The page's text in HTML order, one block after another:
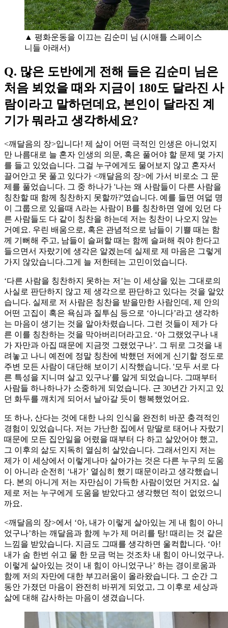
▲ 평화운동을 이끄는 김순미 님 (시애틀 스페이스
니들 아래서)
Q. 많은 도반에게 전해 들은 김순미 님은
처음 뵈었을 때와 지금이 180도 달라진 사
람이라고 말하던데요, 본인이 달라진 계
기가 뭐라고 생각하세요?
<깨달음의 장>입니다! 제 삶이 어떤 극적인 인생은 아니었지
만 나름대로 늘 혼자 인생의 의문, 혹은 풀어야 할 문제 몇 가지
를 들고 있었습니다. 그걸 누구에게도 물어보지 않고 혼자서
끌어안고 못 풀고 있다가 <깨달음의 장>에 가서 비로소 그 문
제를 풀었습니다. 그 중 하나가 '나는 왜 사람들이 다른 사람을
칭찬할 때 함께 칭찬하지 못할까?'였습니다. 예를 들면 여덟 명
이 그룹으로 있을때 A라는 사람이 B를 칭찬하면 옆에 있던 다
른 사람들도 다 같이 칭찬을 하는데 저는 칭찬이 나오지 않는
거예요. 우린 배움으로, 혹은 관념적으로 남들이 기쁠 때는 함
께 기뻐해 주고, 남들이 슬퍼할 때는 함께 슬퍼해 줘야 한다고
들으면서 자랐기에 생각은 알겠는데 실제로 제 마음은 그렇게
가지 않았습니다.그게 늘 저한테는 고민이었습니다.
‘다른 사람을 칭찬하지 못하는 저’는 이 세상을 있는 그대로의
사실로 판단하지 않고 제 생각으로 판단하고 있다는 것을 알았
습니다. 실제로 저 사람은 칭찬을 받을만한 사람인데, 제 안의
어떤 고집이 혹은 욕심과 질투심 등으로 ‘아니다’라고 생각하
는 마음이 생기는 것을 알아차렸습니다. 그런 것들이 제가 다
른 이를 칭찬하는 것을 막아버리더라고요. ‘아 그랬었구나 내
가 자만과 아집 때문에 지금껏 그랬었구나’. 그 뒤로 그것을 내
려놓고 나니 예전에 정말 칭찬에 박했던 저에게 신기할 정도로
주변 모든 사람이 대단해 보이기 시작했습니다. '모두 서로 다
른 특성을 지니며 살고 있구나'를 알게 되었습니다. 그때부터
사람들 하나하나가 소중하게 되었습니다. 근 30년간 가지고 있
던 화두를 깨치게 되어서 날아갈 듯이 행복했었어요.
또 하나, 산다는 것에 대한 나의 인식을 완전히 바꾼 충격적인
경험이 있었습니다. 저는 가난한 집에서 맏딸로 태어나 자랐기
때문에 모든 집안일을 어렸을 때부터 다 하고 살았어야 했고,
그 이후의 삶도 지독히 열심히 살았습니다. 그래서인지 저는
제가 이 세상에서 이렇게나마 살아가는 것은 다른 누구의 도움
이 아니라 순전히 ‘내가’ 열심히 했기 때문이라고 생각했습니
다. 본의 아니게 저는 자만심이 가득한 사람이었던 거지요. 실
제로 저는 누구에게 도움을 받았다고 생각했던 적이 없었으니
까요.
<깨달음의 장>에서 ‘아, 내가 이렇게 살아있는 게 내 힘이 아니
었구나’하는 깨달음과 함께 누가 제 머리를 탕! 때리는 것 같은
느낌을 받았습니다. 지금도 그때를 생각하면 울컥합니다. ‘아!
내가 숨 한번 쉬고 물 한 모금 먹는 것조차 내 힘이 아니었구나.
이렇게 살아있는 것이 내 힘이 아니었구나’ 하는 경이로움과
함께 저의 자만에 대한 부끄러움이 올라왔습니다. 그 순간 그
동안 가졌던 마음이 완전히 바뀌게 되었고, 그 이후로 세상과
삶에 대해 감사하는 마음이 생겼습니다.